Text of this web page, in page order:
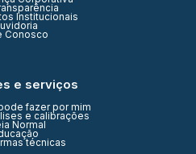
Institucionais
Conosco
e serviços
fazer por mim
e calibrações
Normal
técnicas